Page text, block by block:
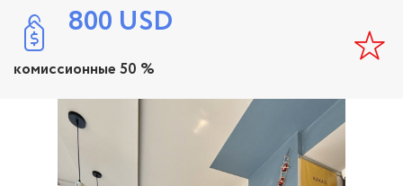
800 USD
комиссионные 50 %